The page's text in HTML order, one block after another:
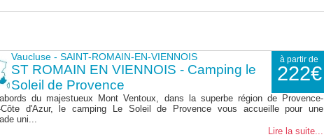
Vaucluse - SAINT-ROMAIN-EN-VIENNOIS à partir de
222€
ST ROMAIN EN VIENNOIS - Camping le
Soleil de Provence
du majestueux Mont Ventoux, dans la superbe région de Provence-
Côte d'Azur, le camping Le Soleil de Provence vous accueille pour une
uni...
Lire la suite...